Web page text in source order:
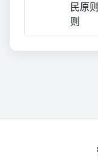
民原
则